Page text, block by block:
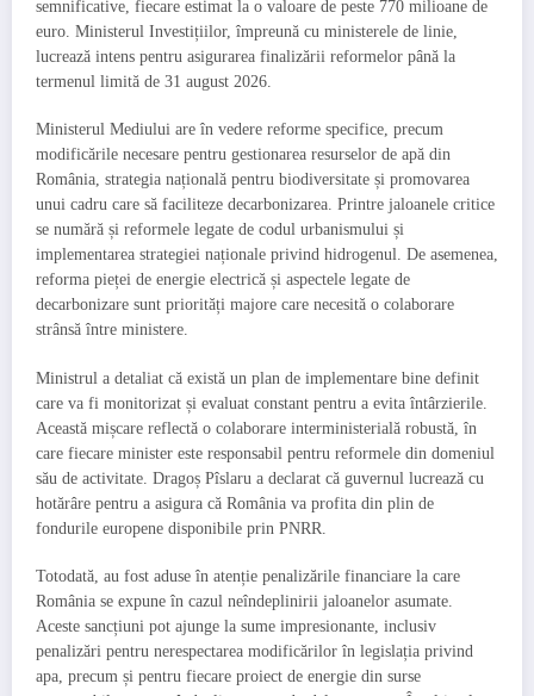
semnificative, fiecare estimat la o valoare de peste 770 milioane de
euro. Ministerul Investițiilor, împreună cu ministerele de linie,
lucrează intens pentru asigurarea finalizării reformelor până la
termenul limită de 31 august 2026.
Ministerul Mediului are în vedere reforme specifice, precum
modificările necesare pentru gestionarea resurselor de apă din
România, strategia națională pentru biodiversitate și promovarea
unui cadru care să faciliteze decarbonizarea. Printre jaloanele critice
se numără și reformele legate de codul urbanismului și
implementarea strategiei naționale privind hidrogenul. De asemenea,
reforma pieței de energie electrică și aspectele legate de
decarbonizare sunt priorități majore care necesită o colaborare
strânsă între ministere.
Ministrul a detaliat că există un plan de implementare bine definit
care va fi monitorizat și evaluat constant pentru a evita întârzierile.
Această mișcare reflectă o colaborare interministerială robustă, în
care fiecare minister este responsabil pentru reformele din domeniul
său de activitate. Dragoș Pîslaru a declarat că guvernul lucrează cu
hotărâre pentru a asigura că România va profita din plin de
fondurile europene disponibile prin PNRR.
Totodată, au fost aduse în atenție penalizările financiare la care
România se expune în cazul neîndeplinirii jaloanelor asumate.
Aceste sancțiuni pot ajunge la sume impresionante, inclusiv
penalizări pentru nerespectarea modificărilor în legislația privind
apa, precum și pentru fiecare proiect de energie din surse